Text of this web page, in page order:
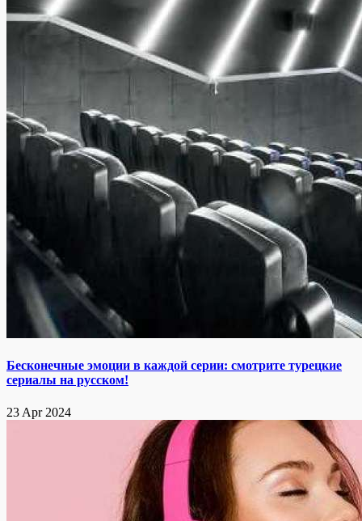
Бесконечные эмоции в каждой серии: смотрите турецкие
сериалы на русском!
23 Apr 2024